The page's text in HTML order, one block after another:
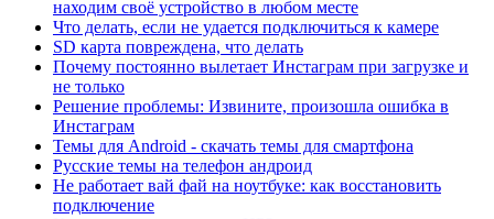
находим своё устройство в любом месте
Что делать, если не удается подключиться к камере
SD карта повреждена, что делать
Почему постоянно вылетает Инстаграм при загрузке и
не только
Решение проблемы: Извините, произошла ошибка в
Инстаграм
Темы для Android - скачать темы для смартфона
Русские темы на телефон андроид
Не работает вай фай на ноутбуке: как восстановить
подключение